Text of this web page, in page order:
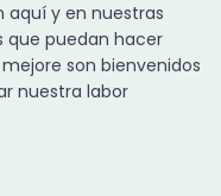
aquí y en nuestras
que puedan hacer
son bienvenidos
nuestra labor